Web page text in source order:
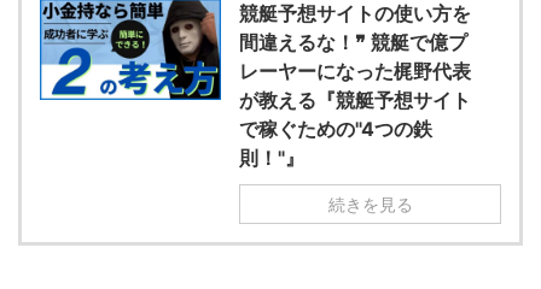
競艇予想サイトの使い方を
間違えるな！❞ 競艇で億プ
レーヤーになった梶野代表
が教える『競艇予想サイト
で稼ぐための"4つの鉄
則！"』
続きを見る